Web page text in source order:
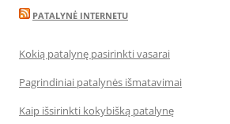
PATALYNĖ INTERNETU
Kokią patalynę pasirinkti vasarai
Pagrindiniai patalynės išmatavimai
Kaip išsirinkti kokybišką patalynę